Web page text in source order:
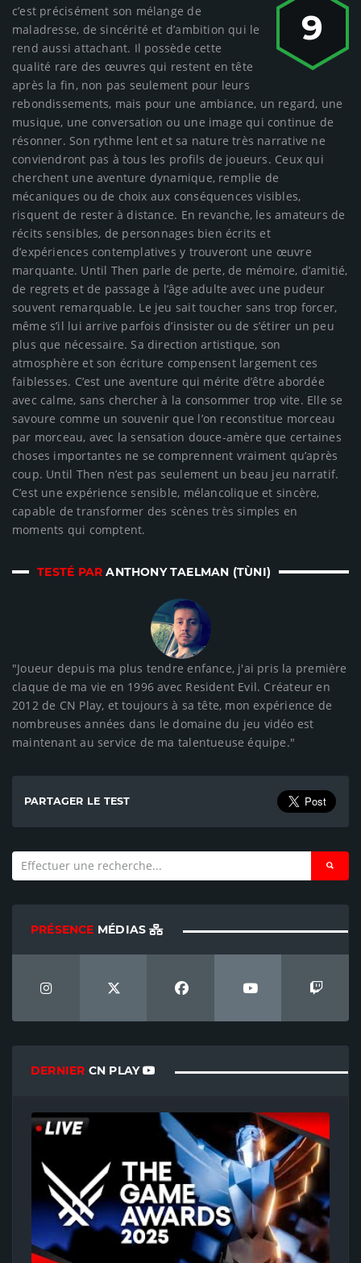
9
c’est précisément son mélange de
maladresse, de sincérité et d’ambition qui le
rend aussi attachant. Il possède cette
qualité rare des œuvres qui restent en tête
après la fin, non pas seulement pour leurs
rebondissements, mais pour une ambiance, un regard, une
musique, une conversation ou une image qui continue de
résonner. Son rythme lent et sa nature très narrative ne
conviendront pas à tous les profils de joueurs. Ceux qui
cherchent une aventure dynamique, remplie de
mécaniques ou de choix aux conséquences visibles,
risquent de rester à distance. En revanche, les amateurs de
récits sensibles, de personnages bien écrits et
d’expériences contemplatives y trouveront une œuvre
marquante. Until Then parle de perte, de mémoire, d’amitié,
de regrets et de passage à l’âge adulte avec une pudeur
souvent remarquable. Le jeu sait toucher sans trop forcer,
même s’il lui arrive parfois d’insister ou de s’étirer un peu
plus que nécessaire. Sa direction artistique, son
atmosphère et son écriture compensent largement ces
faiblesses. C’est une aventure qui mérite d’être abordée
avec calme, sans chercher à la consommer trop vite. Elle se
savoure comme un souvenir que l’on reconstitue morceau
par morceau, avec la sensation douce-amère que certaines
choses importantes ne se comprennent vraiment qu’après
coup. Until Then n’est pas seulement un beau jeu narratif.
C’est une expérience sensible, mélancolique et sincère,
capable de transformer des scènes très simples en
moments qui comptent.
TESTÉ PARANTHONY TAELMAN (TÙNI)
"Joueur depuis ma plus tendre enfance, j'ai pris la première
claque de ma vie en 1996 avec Resident Evil. Créateur en
2012 de CN Play, et toujours à sa tête, mon expérience de
nombreuses années dans le domaine du jeu vidéo est
maintenant au service de ma talentueuse équipe."
PARTAGER LE TEST
PRÉSENCE MÉDIAS
DERNIER CN PLAY